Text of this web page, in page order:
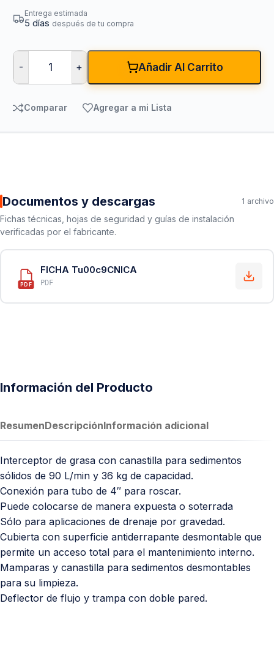
Entrega estimada
5 días después de tu compra
- + Añadir Al Carrito
Comparar Agregar a mi Lista
Documentos y descargas 1 archivo
Fichas técnicas, hojas de seguridad y guías de instalación
verificadas por el fabricante.
PDF
FICHA Tu00c9CNICA
PDF
Información del Producto
ResumenDescripciónInformación adicional
Interceptor de grasa con canastilla para sedimentos
sólidos de 90 L/min y 36 kg de capacidad.
Conexión para tubo de 4″ para roscar.
Puede colocarse de manera expuesta o soterrada
Sólo para aplicaciones de drenaje por gravedad.
Cubierta con superficie antiderrapante desmontable que
permite un acceso total para el mantenimiento interno.
Mamparas y canastilla para sedimentos desmontables
para su limpieza.
Deflector de flujo y trampa con doble pared.